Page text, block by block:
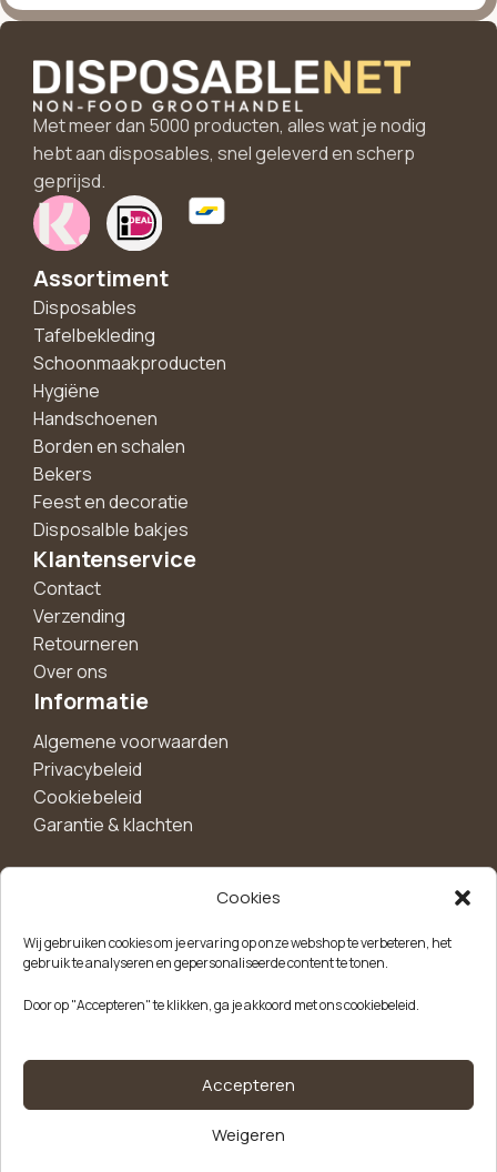
Cookies
Wij gebruiken cookies om je ervaring op onze webshop te verbeteren, het
gebruik te analyseren en gepersonaliseerde content te tonen.
Door op "Accepteren" te klikken, ga je akkoord met ons cookiebeleid.
Accepteren
Weigeren
Met meer dan 5000 producten, alles wat je nodig
hebt aan disposables, snel geleverd en scherp
geprijsd.
Assortiment
Disposables
Tafelbekleding
Schoonmaakproducten
Hygiëne
Handschoenen
Borden en schalen
Bekers
Feest en decoratie
Disposalble bakjes
Klantenservice
Contact
Verzending
Retourneren
Over ons
Informatie
Algemene voorwaarden
Privacybeleid
Cookiebeleid
Garantie & klachten
korting!
aanbiedingen, nieuwe producten en handige tips.
Kvk-nummer: 85504947Btw-nummer: NL863646165B01